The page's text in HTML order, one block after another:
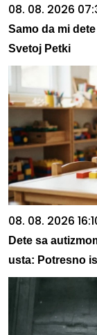
08. 08. 2026
Samo da mi
Svetoj Petki
08. 08. 2026
Dete sa
usta: Potresno